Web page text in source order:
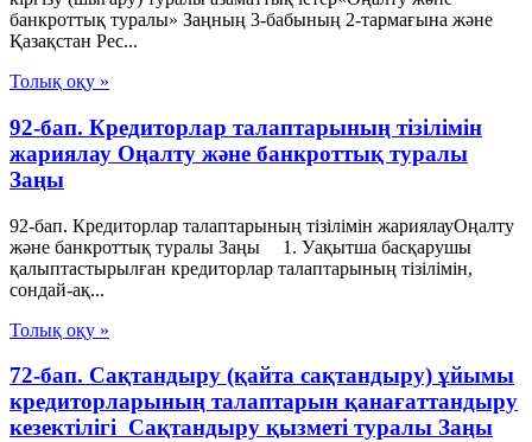
банкроттық туралы» Заңның 3-бабының 2-тармағына және
Қазақстан Рес...
Толық оқу »
92-бап. Кредиторлар талаптарының тізілімін
жариялау Оңалту және банкроттық туралы
Заңы
92-бап. Кредиторлар талаптарының тізілімін жариялауОңалту
және банкроттық туралы Заңы 1. Уақытша басқарушы
қалыптастырылған кредиторлар талаптарының тізілімін,
сондай-ақ...
Толық оқу »
72-бап. Сақтандыру (қайта сақтандыру) ұйымы
кредиторларының талаптарын қанағаттандыру
кезектiлiгi Сақтандыру қызметі туралы Заңы